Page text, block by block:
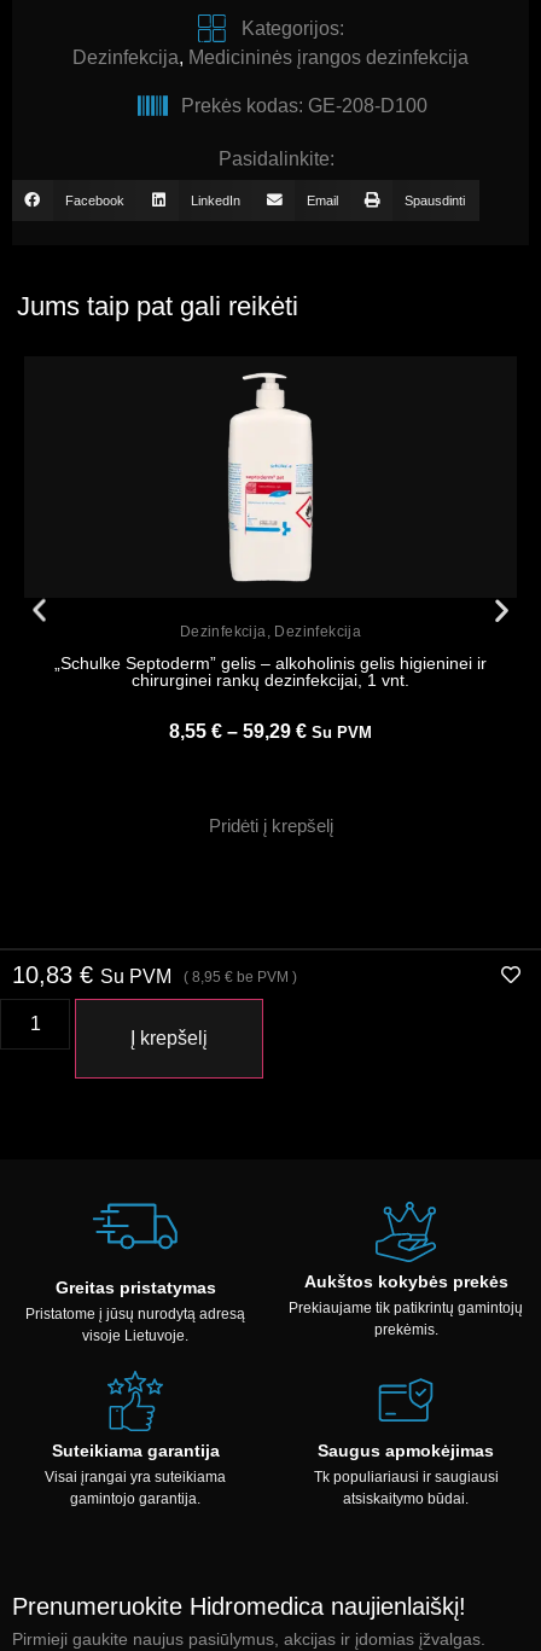
Kategorijos:
Dezinfekcija, Medicininės įrangos dezinfekcija
Prekės kodas: GE-208-D100
Pasidalinkite:
Facebook LinkedIn Email Spausdinti
Jums taip pat gali reikėti
Dezinfekcija, Dezinfekcija
„Schulke Septoderm” gelis – alkoholinis gelis higieninei ir
chirurginei rankų dezinfekcijai, 1 vnt.
8,55 € – 59,29 € Su PVM
Pridėti į krepšelį
10,83 € Su PVM ( 8,95 € be PVM )
Į krepšelį
Greitas pristatymas
Pristatome į jūsų nurodytą adresą
visoje Lietuvoje.
Aukštos kokybės prekės
Prekiaujame tik patikrintų gamintojų
prekėmis.
Suteikiama garantija
Visai įrangai yra suteikiama
gamintojo garantija.
Saugus apmokėjimas
Tk populiariausi ir saugiausi
atsiskaitymo būdai.
Prenumeruokite Hidromedica naujienlaiškį!
Pirmieji gaukite naujus pasiūlymus, akcijas ir įdomias įžvalgas.